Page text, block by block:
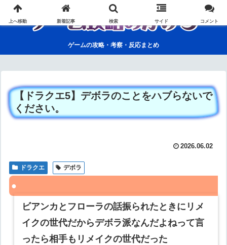
ゲームの攻略・考察・反応まとめ
【ドラクエ5】デボラのことをハブらないで
ください。
2026.06.02
ドラクエ デボラ
ビアンカとフローラの話振られたときにリメ
イクの世代だからデボラ派なんだよねって言
ったら相手もリメイクの世代だった
上へ移動 新着記事 検索 サイド コメント